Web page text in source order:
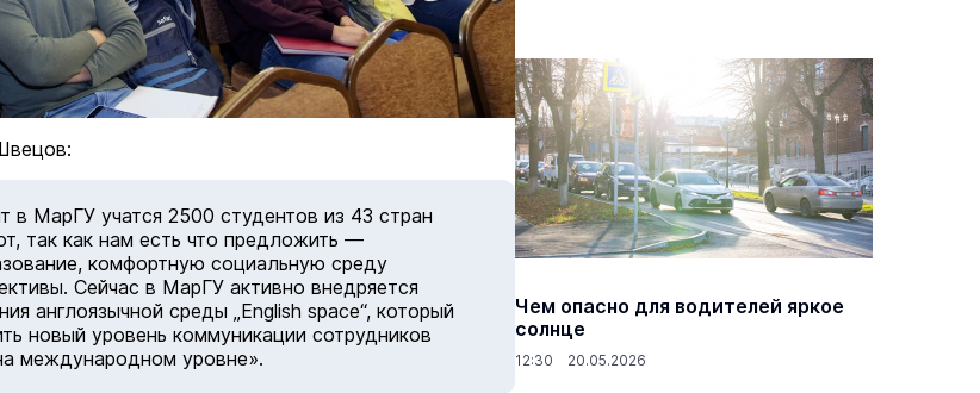
в МарГУ учатся 2500 студентов из 43 стран
так как нам есть что предложить —
комфортную социальную среду
Сейчас в МарГУ активно внедряется
англоязычной среды „English space“, который
новый уровень коммуникации сотрудников
международном уровне».
Чем опасно для водителей яркое
солнце
12:30 20.05.2026